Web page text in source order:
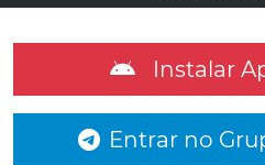
Instalar
Entrar no